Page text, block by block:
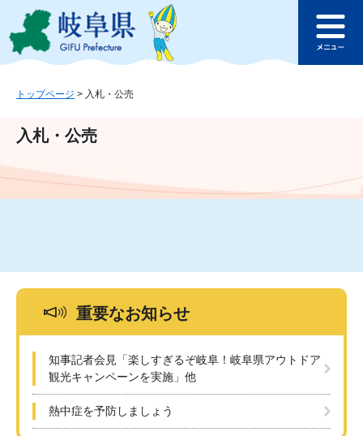
ジ
ュ
文
このページの本文へ
ュ
トップページ > 入札・公売
入札・公売
重要なお知らせ
知事記者会見「楽しすぎるぞ岐阜！岐阜県アウトドア
観光キャンペーンを実施」他
熱中症を予防しましょう